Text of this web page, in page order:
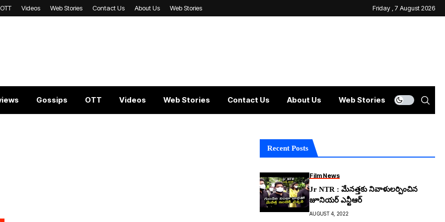
OTT Videos Web Stories Contact Us About Us Web Stories Friday , 7 August 2026
Gossips OTT Videos Web Stories Contact Us About Us Web Stories
Recent Posts
Film News
Jr NTR : మేనత్తకు నివాళులర్పించిన
జూనియర్ ఎన్టీఆర్
AUGUST 4, 2022